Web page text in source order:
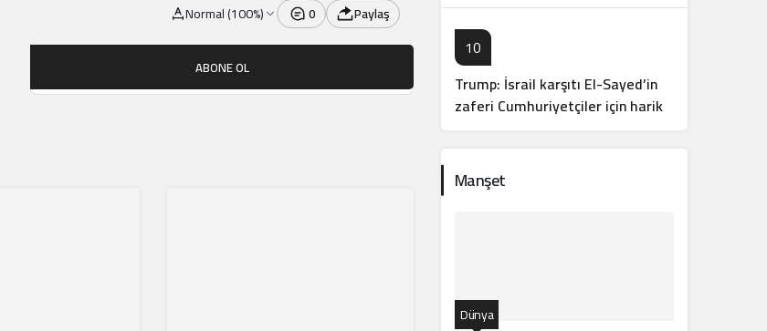
Normal (100%) 0 Paylaş
ABONE OL
10
Trump: İsrail karşıtı El-Sayed’in
zaferi Cumhuriyetçiler için harika
Manşet
Dünya